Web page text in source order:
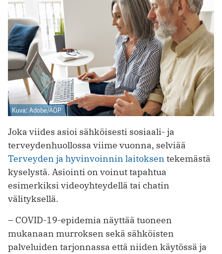
Kuva: Adobe/AOP
Joka viides asioi sähköisesti sosiaali- ja
terveydenhuollossa viime vuonna, selviää
Terveyden ja hyvinvoinnin laitoksen tekemästä
kyselystä. Asiointi on voinut tapahtua
esimerkiksi videoyhteydellä tai chatin
välityksellä.
– COVID-19-epidemia näyttää tuoneen
mukanaan murroksen sekä sähköisten
palveluiden tarjonnassa että niiden käytössä ja